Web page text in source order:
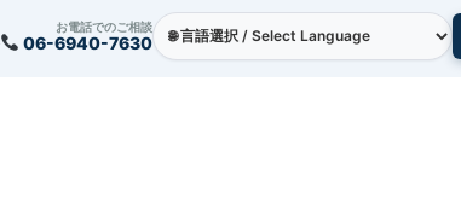
お電話でのご相談
06-6940-7630